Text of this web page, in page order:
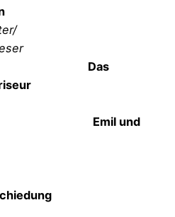
Das
Emil und